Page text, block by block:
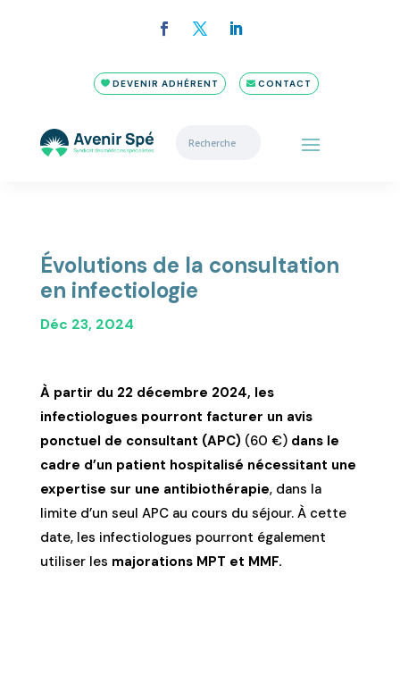
DEVENIR ADHÉRENT CONTACT
Évolutions de la consultation
en infectiologie
Déc 23, 2024
Àpartir du 22 décembre 2024, les
infectiologues pourront facturer un avis
ponctuel de consultant (APC) (60 €) dans le
cadre d’un patient hospitalisé nécessitant une
expertise sur une antibiothérapie, dans la
limite d’un seul APC au cours du séjour. Àcette
date, les infectiologues pourront également
utiliser les majorations MPT et MMF.